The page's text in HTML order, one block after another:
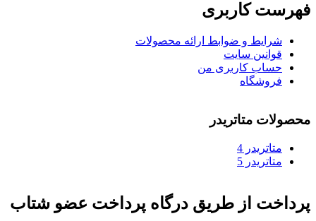
فهرست کاربری
شرایط و ضوابط ارائه محصولات
قوانین سایت
حساب کاربری من
فروشگاه
محصولات متاتریدر
متاتريدر 4
متاتريدر 5
پرداخت از طریق درگاه پرداخت عضو شتاب